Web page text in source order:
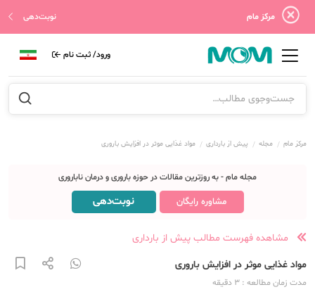
مرکز مام نوبت‌دهی
ورود/ ثبت نام
مرکز مام مجله پیش از بارداری مواد غذایی موثر در افزایش باروری
مجله مام - به روزترین مقالات در حوزه باروری و درمان ناباروری
مشاوره رایگان نوبت‌دهی
مشاهده فهرست مطالب پیش از بارداری
مواد غذایی موثر در افزایش باروری
مدت زمان مطالعه : 3 دقیقه